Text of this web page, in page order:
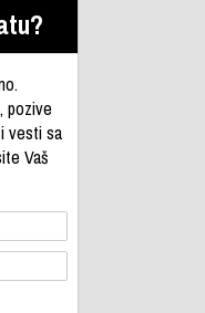
pozive
vesti sa
Vaš